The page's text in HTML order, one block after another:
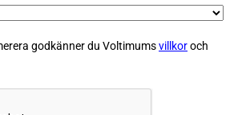
godkänner du Voltimumsvillkoroch